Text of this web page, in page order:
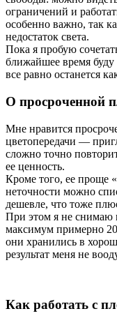
ограничений и
особенно важно, так
недостаток света.
Пока я пробую
ближайшее время буду
все равно останется
О просроченной
Мне нравится
цветопередачи —
сложно точно
ее ценность.
Кроме того, ее проще
неточности можно
дешевле, что тоже
При этом я не
максимум примерно
они хранились в
результат меня не
Как работать с